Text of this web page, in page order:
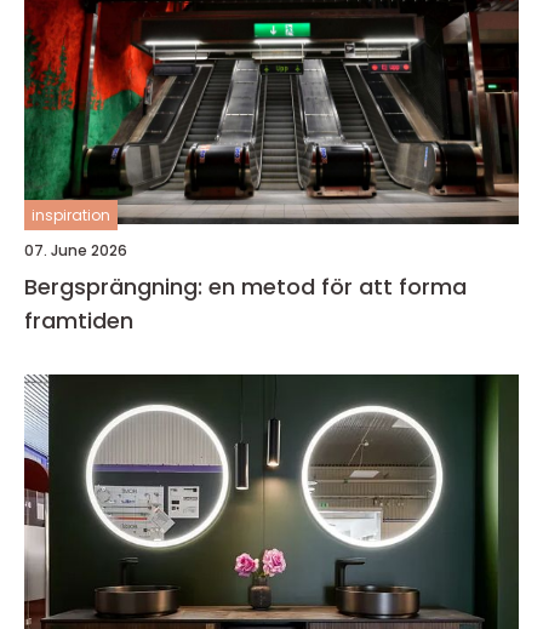
inspiration
07. June 2026
Bergsprängning: en metod för att forma
framtiden